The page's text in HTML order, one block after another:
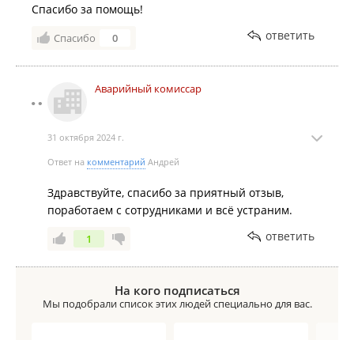
Спасибо за помощь!
Спасибо 0 ответить
Аварийный комиссар
31 октября 2024 г.
Ответ на комментарий Андрей
Здравствуйте, спасибо за приятный отзыв,
поработаем с сотрудниками и всё устраним.
1 ответить
На кого подписаться
Мы подобрали список этих людей специально для вас.